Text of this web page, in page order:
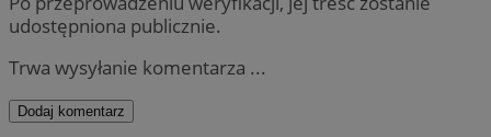
udostępniona publicznie.
Trwa wysyłanie komentarza ...
Dodaj komentarz